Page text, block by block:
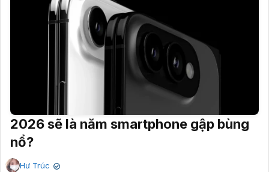
2026 sẽ là năm smartphone gập bùng
nổ?
Hư Trúc ✔